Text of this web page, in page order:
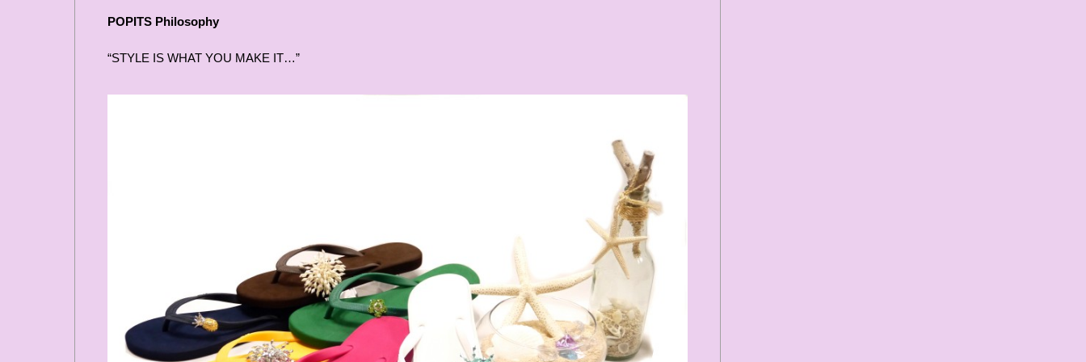
POPITS Philosophy
“STYLE IS WHAT YOU MAKE IT…”